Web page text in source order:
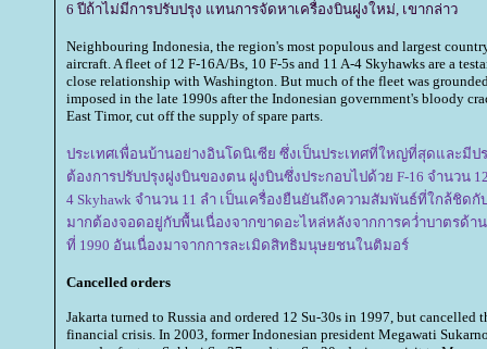
6 ปีถ้าไม่มีการปรับปรุง แทนการจัดหาเครื่องบินฝูงใหม่, เขากล่าว
Neighbouring Indonesia, the region's most populous and largest
aircraft. A fleet of 12 F-16A/Bs, 10 F-5s and 11 A-4 Skyhawks are a
close relationship with Washington. But much of the fleet was
imposed in the late 1990s after the Indonesian government's bloody
East Timor, cut off the supply of spare parts.
ประเทศเพื่อนบ้านอย่างอินโดนิเซีย ซึ่งเป็นประเทศที่ใหญ่ที่สุดและมีป
ต้องการปรับปรุงฝูงบินของตน ฝูงบินซึ่งประกอบไปด้วย F-16 จำนวน
4 Skyhawk จำนวน 11 ลำ เป็นเครื่องยืนยันถึงความสัมพันธ์ที่ใกล้ชิด
มากต้องจอดอยู่กับพื้นเนื่องจากขาดอะไหล่หลังจากการคว่ำบาตรด้า
ที่ 1990 อันเนื่องมาจากการละเมิดสิทธิมนุษยชนในติมอร์
Cancelled orders
Jakarta turned to Russia and ordered 12 Su-30s in 1997, but cancelled
financial crisis. In 2003, former Indonesian president Megawati